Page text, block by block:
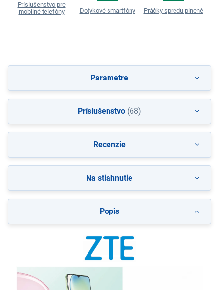
Príslušenstvo pre
mobilné telefóny
Dotykové smartfóny Práčky spredu plnené
Popis
Parametre
Príslušenstvo(68)
Recenzie
Na stiahnutie